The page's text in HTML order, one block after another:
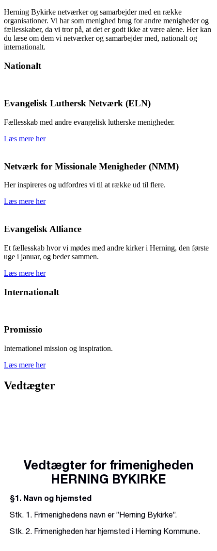
Herning Bykirke netværker og samarbejder med en række
organisationer. Vi har som menighed brug for andre menigheder og
fællesskaber, da vi tror på, at det er godt ikke at være alene. Her kan
du læse om dem vi netværker og samarbejder med, nationalt og
internationalt.
Nationalt
Evangelisk Luthersk Netværk (ELN)
Fællesskab med andre evangelisk lutherske menigheder.
Læs mere her
Netværk for Missionale Menigheder (NMM)
Her inspireres og udfordres vi til at række ud til flere.
Læs mere her
Evangelisk Alliance
Et fællesskab hvor vi mødes med andre kirker i Herning, den første
uge i januar, og beder sammen.
Læs mere her
Internationalt
Promissio
Internationel mission og inspiration.
Læs mere her
Vedtægter